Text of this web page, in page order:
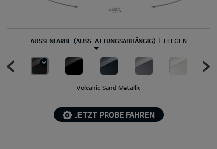
AUSSENFARBE (AUSSTATTUNGSABHÄNGIG) FELGEN
Volcanic Sand Metallic
JETZT PROBE FAHREN